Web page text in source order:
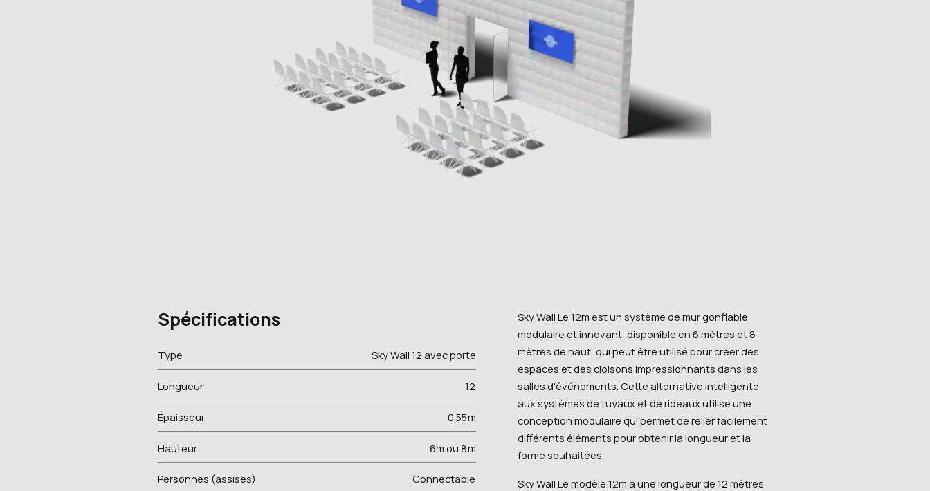
Spécifications
Type Sky Wall 12 avec porte
Longueur 12
Épaisseur 0.55m
Hauteur 6m ou 8m
Personnes (assises) Connectable
Sky Wall Le 12m est un système de mur gonflable
modulaire et innovant, disponible en 6 mètres et 8
mètres de haut, qui peut être utilisé pour créer des
espaces et des cloisons impressionnants dans les
salles d'événements. Cette alternative intelligente
aux systèmes de tuyaux et de rideaux utilise une
conception modulaire qui permet de relier facilement
différents éléments pour obtenir la longueur et la
forme souhaitées.
Sky Wall Le modèle 12m a une longueur de 12 mètres